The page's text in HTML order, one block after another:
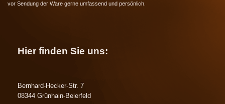
vor Sendung der Ware gerne umfassend und persönlich.
Hier finden Sie uns:
Bernhard-Hecker-Str. 7
08344 Grünhain-Beierfeld